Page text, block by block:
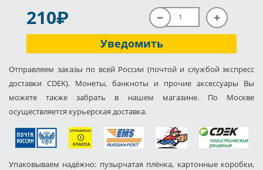
210P
Уведомить
Отправляем заказы по всей России (почтой и службой экспресс
доставки CDEK). Монеты, банкноты и прочие аксессуары Вы
можете также забрать в нашем магазине. По Москве
осуществляется курьерская доставка.
Упаковываем надёжно: пузырчатая плёнка, картонные коробки,